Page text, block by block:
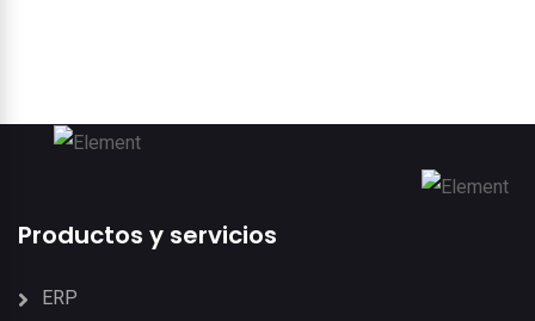
Productos y servicios
ERP